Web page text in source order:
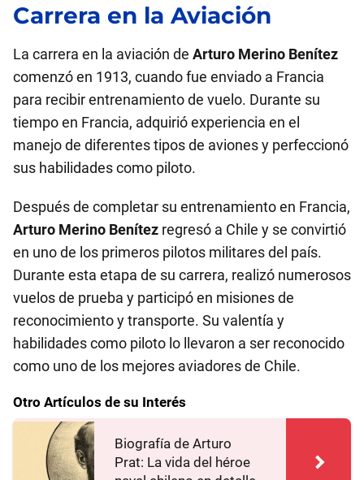
Carrera en la Aviación
La carrera en la aviación de Arturo Merino Benítez
comenzó en 1913, cuando fue enviado a Francia
para recibir entrenamiento de vuelo. Durante su
tiempo en Francia, adquirió experiencia en el
manejo de diferentes tipos de aviones y perfeccionó
sus habilidades como piloto.
Después de completar su entrenamiento en Francia,
Arturo Merino Benítez regresó a Chile y se convirtió
en uno de los primeros pilotos militares del país.
Durante esta etapa de su carrera, realizó numerosos
vuelos de prueba y participó en misiones de
reconocimiento y transporte. Su valentía y
habilidades como piloto lo llevaron a ser reconocido
como uno de los mejores aviadores de Chile.
Otro Artículos de su Interés
Biografía de Arturo
Prat: La vida del héroe